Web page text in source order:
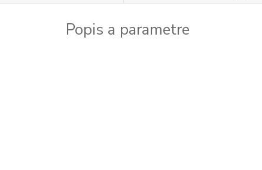
Popis a parametre